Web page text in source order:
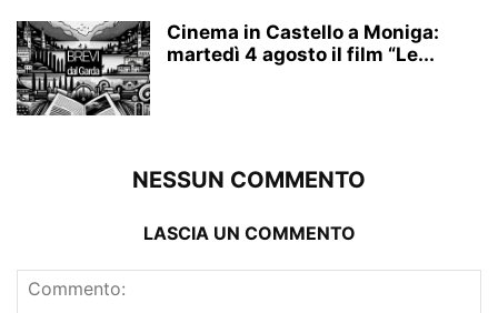
Cinema in Castello a Moniga:
martedì 4 agosto il film “Le...
NESSUN COMMENTO
LASCIA UN COMMENTO